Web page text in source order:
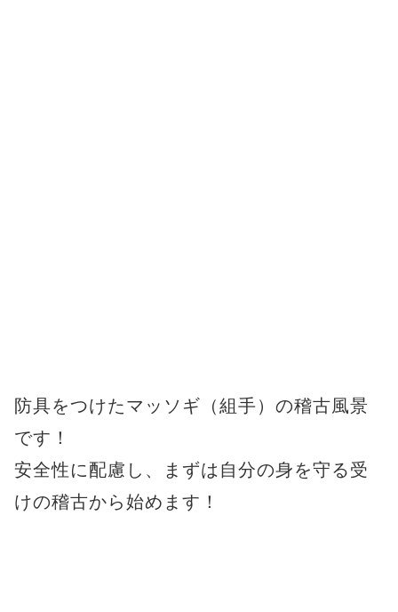
防具をつけたマッソギ（組手）の稽古風景
です！
安全性に配慮し、まずは自分の身を守る受
けの稽古から始めます！